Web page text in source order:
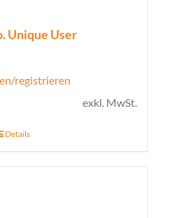
Unique User
registrieren
exkl. MwSt.
Details